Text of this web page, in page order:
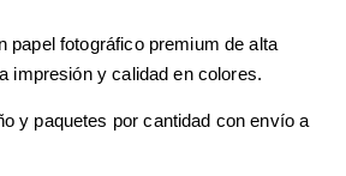
papel fotográfico premium de alta
impresión y calidad en colores.
y paquetes por cantidad con envío a